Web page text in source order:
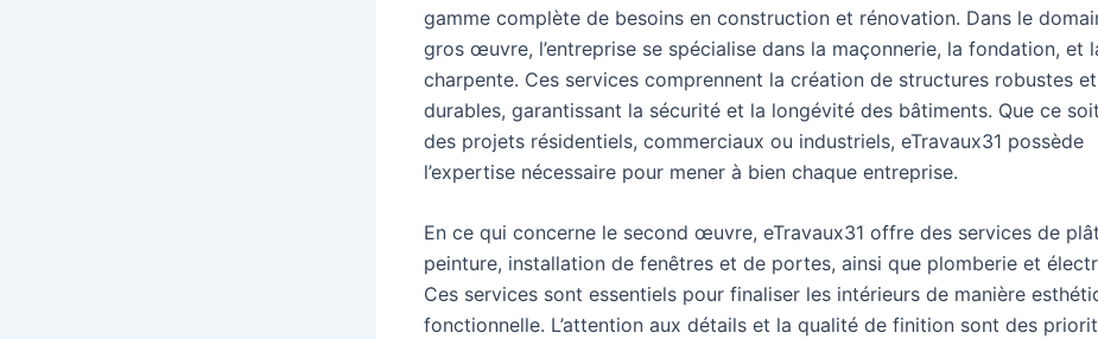
gamme complète de besoins en construction et rénovation. Dans le
gros œuvre, l’entreprise se spécialise dans la maçonnerie, la fondation, et
charpente. Ces services comprennent la création de structures robustes et
durables, garantissant la sécurité et la longévité des bâtiments. Que ce
des projets résidentiels, commerciaux ou industriels, eTravaux31 possède
l’expertise nécessaire pour mener à bien chaque entreprise.
En ce qui concerne le second œuvre, eTravaux31 offre des services de
peinture, installation de fenêtres et de portes, ainsi que plomberie et
Ces services sont essentiels pour finaliser les intérieurs de manière
fonctionnelle. L’attention aux détails et la qualité de finition sont des